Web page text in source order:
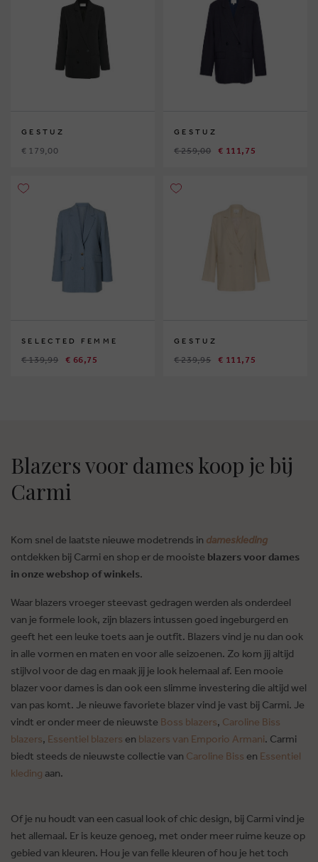
GESTUZ
€ 179,00
GESTUZ
€ 259,00 € 111,75
SELECTED FEMME
€ 139,99 € 66,75
GESTUZ
€ 239,95 € 111,75
Blazers voor dames koop je bij
Carmi
Kom snel de laatste nieuwe modetrends in dameskleding
ontdekken bij Carmi en shop er de mooiste blazers voor dames
in onze webshop of winkels.
Waar blazers vroeger steevast gedragen werden als onderdeel
van je formele look, zijn blazers intussen goed ingeburgerd en
geeft het een leuke toets aan je outfit. Blazers vind je nu dan ook
in alle vormen en maten en voor alle seizoenen. Zo kom jij altijd
stijlvol voor de dag en maak jij je look helemaal af. Een mooie
blazer voor dames is dan ook een slimme investering die altijd wel
van pas komt. Je nieuwe favoriete blazer vind je vast bij Carmi. Je
vindt er onder meer de nieuwste Boss blazers, Caroline Biss
blazers, Essentiel blazers en blazers van Emporio Armani. Carmi
biedt steeds de nieuwste collectie van Caroline Biss en Essentiel
kleding aan.
Of je nu houdt van een casual look of chic design, bij Carmi vind je
het allemaal. Er is keuze genoeg, met onder meer ruime keuze op
gebied van kleuren. Hou je van felle kleuren of hou je het toch